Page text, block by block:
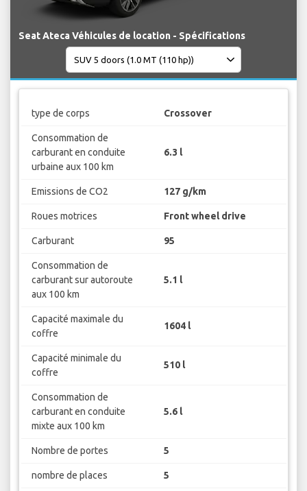
Seat Ateca Véhicules de location - Spécifications
type de corps Crossover
Consommation de
carburant en conduite
urbaine aux 100 km
6.3 l
Emissions de CO2 127 g/km
Roues motrices Front wheel drive
Carburant 95
Consommation de
carburant sur autoroute
aux 100 km
5.1 l
Capacité maximale du
coffre
1604 l
Capacité minimale du
coffre
510 l
Consommation de
carburant en conduite
mixte aux 100 km
5.6 l
Nombre de portes 5
nombre de places 5